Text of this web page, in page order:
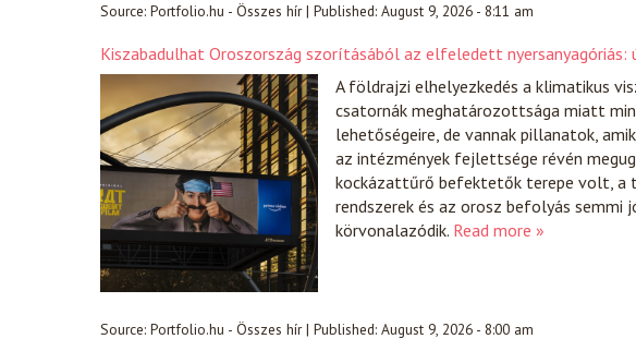
Source: Portfolio.hu - Összes hír| Published: August 9, 2026 - 8:11 am
Kiszabadulhat Oroszország szorításából az elfeledett
A földrajzi elhelyezkedés a klimatikus
csatornák meghatározottsága miatt
lehetőségeire, de vannak pillanatok,
az intézmények fejlettsége révén
kockázattűrő befektetők terepe volt, a
rendszerek és az orosz befolyás
körvonalazódik. Read more »
Source: Portfolio.hu - Összes hír| Published: August 9, 2026 - 8:00 am